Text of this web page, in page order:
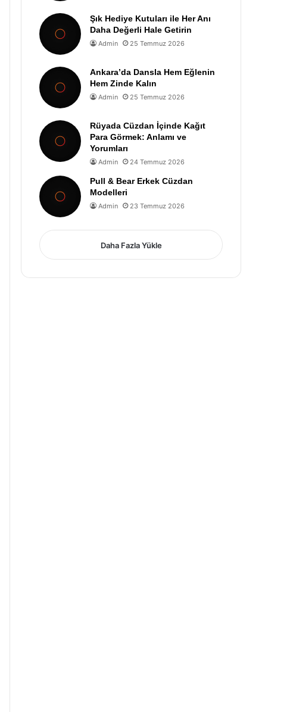
Şık Hediye Kutuları ile Her Anı
Daha Değerli Hale Getirin
Admin 25 Temmuz 2026
Ankara’da Dansla Hem Eğlenin
Hem Zinde Kalın
Admin 25 Temmuz 2026
Rüyada Cüzdan İçinde Kağıt
Para Görmek: Anlamı ve
Yorumları
Admin 24 Temmuz 2026
Pull & Bear Erkek Cüzdan
Modelleri
Admin 23 Temmuz 2026
Daha Fazla Yükle